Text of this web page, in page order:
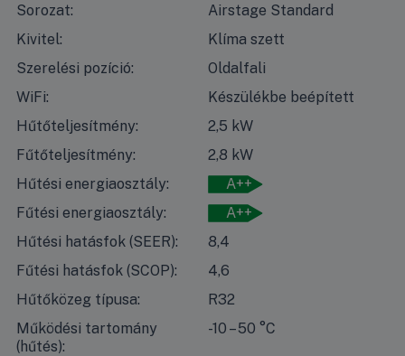
Sorozat:
Airstage Standard
Kivitel:
Klíma szett
Szerelési pozíció:
Oldalfali
WiFi:
Készülékbe beépített
Hűtőteljesítmény:
2,5 kW
Fűtőteljesítmény:
2,8 kW
Hűtési energiaosztály:
A++
Fűtési energiaosztály:
A++
Hűtési hatásfok (SEER):
8,4
Fűtési hatásfok (SCOP):
4,6
Hűtőközeg típusa:
R32
Működési tartomány
(hűtés):
-10 – 50 °C